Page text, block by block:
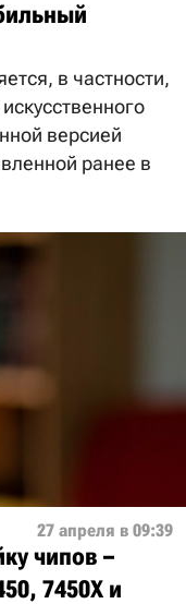
в частности,
версией
ранее в
27 апреля в 09:39
чипов –
7450X и